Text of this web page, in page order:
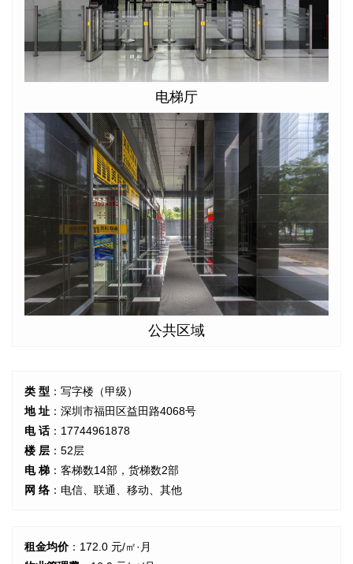
电梯厅
公共区域
类 型 ：写字楼（甲级）
地 址 ：深圳市福田区益田路4068号
电 话：17744961878
楼 层 ：52层
电 梯 ：客梯数14部，货梯数2部
网 络 ：电信、联通、移动、其他
租金均价：172.0 元/㎡·月